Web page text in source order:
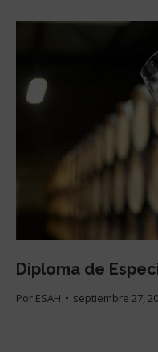
Diploma de
Por ESAH septiembre 27,